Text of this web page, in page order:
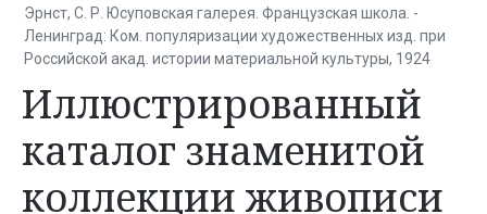
Эрнст, С. Р. Юсуповская галерея. Французская школа. -
Ленинград: Ком. популяризации художественных изд. при
Российской акад. истории материальной культуры, 1924
Иллюстрированный
каталог знаменитой
коллекции живописи